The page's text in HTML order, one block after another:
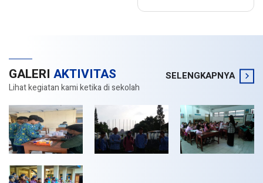
GALERI AKTIVITAS
Lihat kegiatan kami ketika di sekolah
SELENGKAPNYA